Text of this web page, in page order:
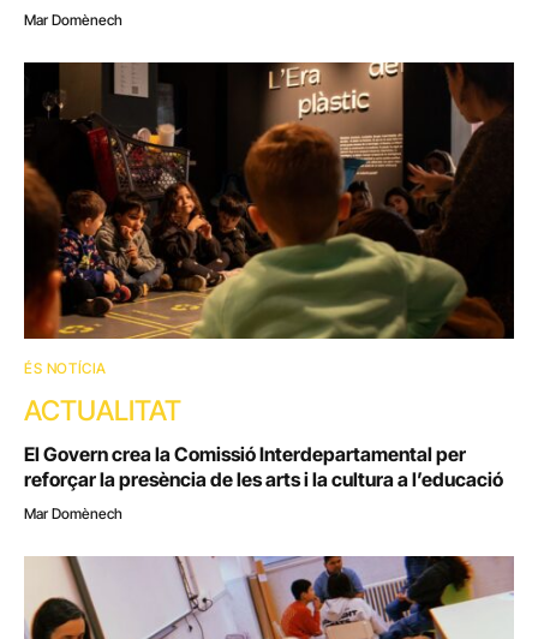
Mar Domènech
ÉS NOTÍCIA
ACTUALITAT
El Govern crea la Comissió Interdepartamental per
reforçar la presència de les arts i la cultura a l’educació
Mar Domènech